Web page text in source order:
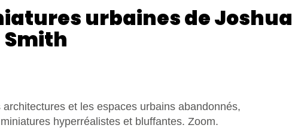
urbaines de Joshua
Smith
et les espaces urbains abandonnés,
hyperréalistes et bluffantes. Zoom.